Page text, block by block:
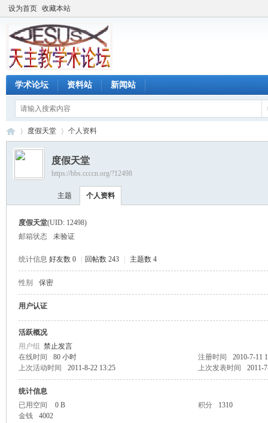
设为首页 收藏本站
学术论坛 资料站 新闻站
›
度假天堂 个人资料
度假天堂
https://bbs.ccccn.org/?12498
主题 个人资料
度假天堂(UID: 12498)
邮箱状态
未验证
统计信息 好友数 0 回帖数 243 主题数 4
性别 保密
用户认证
活跃概况
用户组 禁止发言
在线时间
80 小时 注册时间
2010-7-11
上次活动时间
2011-8-22 13:25 上次发表时间 2011-
统计信息
已用空间
0 B 积分
1310
金钱
4002